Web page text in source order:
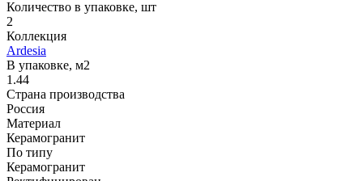
Количество в упаковке, шт
2
Коллекция
Ardesia
В упаковке, м2
1.44
Страна производства
Россия
Материал
Керамогранит
По типу
Керамогранит